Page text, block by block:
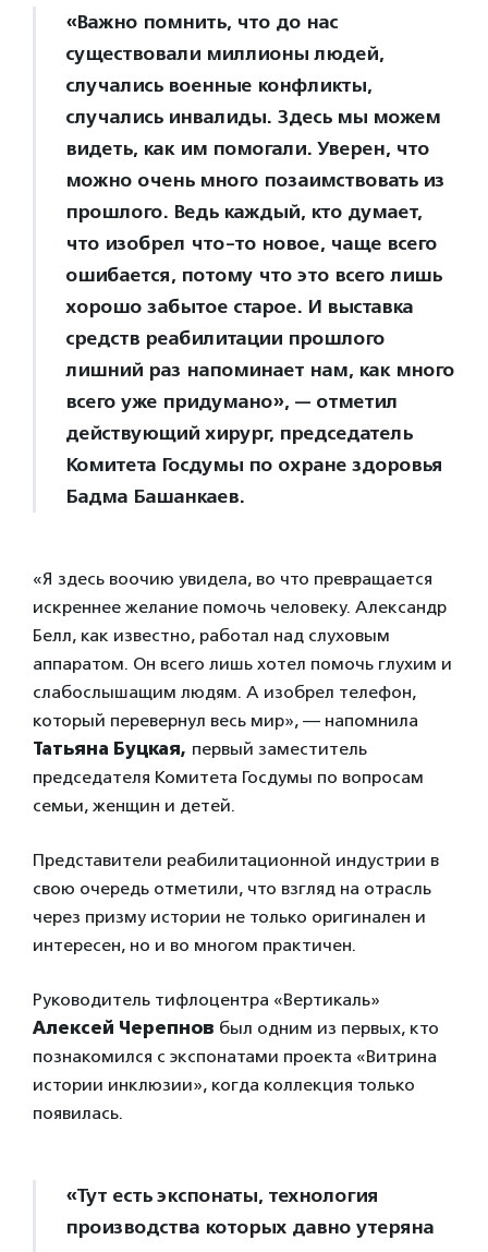
«Важно помнить, что до нас
существовали миллионы людей,
случались военные конфликты,
случались инвалиды. Здесь мы можем
видеть, как им помогали. Уверен, что
можно очень много позаимствовать из
прошлого. Ведь каждый, кто думает,
что изобрел что-то новое, чаще всего
ошибается, потому что это всего лишь
хорошо забытое старое. И выставка
средств реабилитации прошлого
лишний раз напоминает нам, как много
всего уже придумано», — отметил
действующий хирург, председатель
Комитета Госдумы по охране здоровья
Бадма Башанкаев.
«Я здесь воочию увидела, во что превращается
искреннее желание помочь человеку. Александр
Белл, как известно, работал над слуховым
аппаратом. Он всего лишь хотел помочь глухим и
слабослышащим людям. А изобрел телефон,
который перевернул весь мир», — напомнила
Татьяна Буцкая, первый заместитель
председателя Комитета Госдумы по вопросам
семьи, женщин и детей.
Представители реабилитационной индустрии в
свою очередь отметили, что взгляд на отрасль
через призму истории не только оригинален и
интересен, но и во многом практичен.
Руководитель тифлоцентра «Вертикаль»
Алексей Черепнов был одним из первых, кто
познакомился с экспонатами проекта «Витрина
истории инклюзии», когда коллекция только
появилась.
«Тут есть экспонаты, технология
производства которых давно утеряна